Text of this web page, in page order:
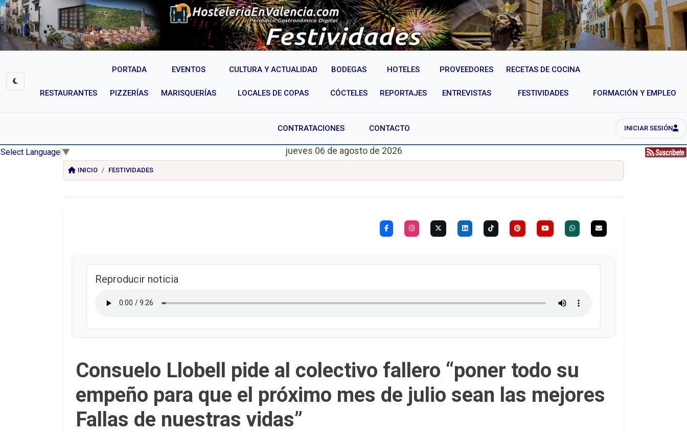
PORTADA EVENTOS CULTURA Y ACTUALIDAD BODEGAS HOTELES PROVEEDORES RECETAS DE COCINA
RESTAURANTES PIZZERÍAS MARISQUERÍAS LOCALES DE COPAS CÓCTELES REPORTAJES ENTREVISTAS FESTIVIDADES FORMACIÓN Y EMPLEO
CONTRATACIONES CONTACTO INICIAR SESIÓN
Select Language ▼ jueves 06 de agosto de 2026
INICIO FESTIVIDADES
Reproducir noticia
Consuelo Llobell pide al colectivo fallero “poner todo su
empeño para que el próximo mes de julio sean las mejores
Fallas de nuestras vidas”